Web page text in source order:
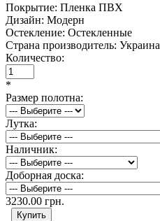
Покрытие: Пленка ПВХ
Дизайн: Модерн
Остекление: Остекленные
Страна производитель: Украина
Количество:
*
Размер полотна:
Лутка:
Наличник:
Доборная доска:
3230.00 грн.